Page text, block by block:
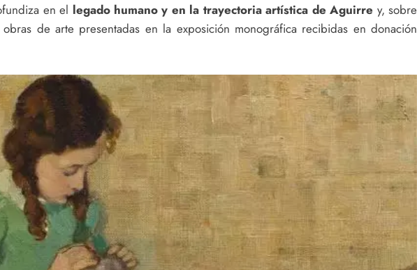
en el legado humano y en la trayectoria artística de Aguirre y, sobre
de arte presentadas en la exposición monográfica recibidas en donación